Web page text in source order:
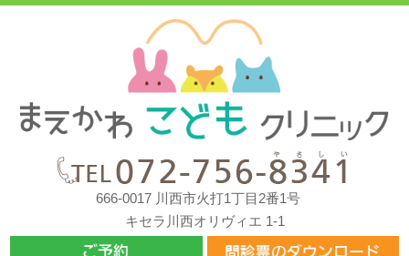
666-0017 川西市火打1丁目2番1号
キセラ川西オリヴィエ 1-1